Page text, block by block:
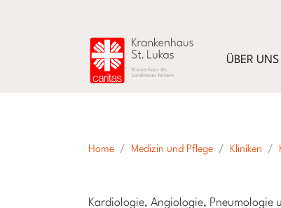
ÜBER UNS
Home Medizin und Pflege Kliniken
Kardiologie, Angiologie, Pneumologie